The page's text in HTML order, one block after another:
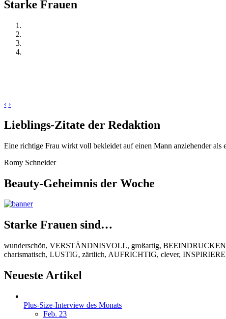
Starke Frauen
‹ ›
Lieblings-Zitate der Redaktion
Eine richtige Frau wirkt voll bekleidet auf einen Mann anziehender als
Romy Schneider
Beauty-Geheimnis der Woche
Starke Frauen sind…
wunderschön, VERSTÄNDNISVOLL, großartig,
charismatisch, LUSTIG, zärtlich, AUFRICHTIG, clever,
Neueste Artikel
Plus-Size-Interview des Monats
Feb. 23